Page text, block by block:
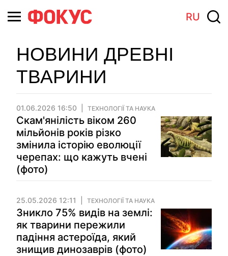
RU
НОВИНИ ДРЕВНІ
ТВАРИНИ
01.06.2026 16:50 ТЕХНОЛОГІЇ ТА НАУКА
Скам'янілість віком 260
мільйонів років різко
змінила історію еволюції
черепах: що кажуть вчені
(фото)
25.05.2026 12:11 ТЕХНОЛОГІЇ ТА НАУКА
Зникло 75% видів на землі:
як тварини пережили
падіння астероїда, який
знищив динозаврів (фото)